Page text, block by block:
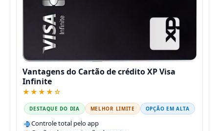
Vantagens do Cartão de crédito XP Visa
Infinite
★★★★☆
DESTAQUE DO DIA MELHOR LIMITE OPÇÃO EM ALTA
Controle total pelo app